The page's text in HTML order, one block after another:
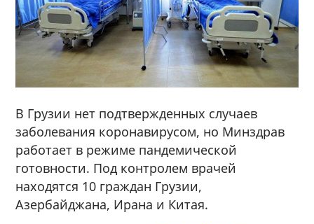
В Грузии нет подтвержденных случаев
заболевания коронавирусом, но Минздрав
работает в режиме пандемической
готовности. Под контролем врачей
находятся 10 граждан Грузии,
Азербайджана, Ирана и Китая.